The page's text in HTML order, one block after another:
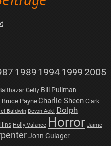
1989 19941999 2005
Balthazar Getty Bill Pullman
Bruce Payne Charlie Sheen Clark
Baldwin Devon Aoki Dolph
Holly Valance Horror Jaime
John Gulager